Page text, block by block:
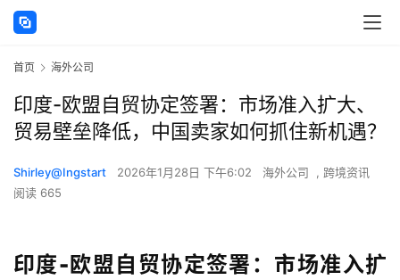
首页 海外公司
印度-欧盟自贸协定签署：市场准入扩大、
贸易壁垒降低，中国卖家如何抓住新机遇？
Shirley@Ingstart 2026年1月28日 下午6:02 海外公司 , 跨境资讯
阅读 665
印度-欧盟自贸协定签署：市场准入扩